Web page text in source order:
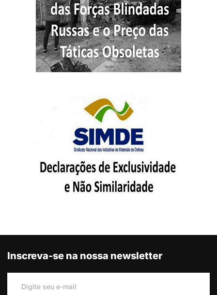
Inscreva-se na nossa newsletter